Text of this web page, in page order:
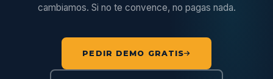
cambiamos. Si no te convence, no pagas nada.
PEDIR DEMO GRATIS